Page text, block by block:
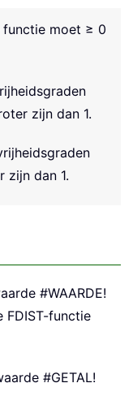
functie moet ≥ 0
zijn dan 1.
zijn dan 1.
#WAARDE!
FDIST-functie
#GETAL!